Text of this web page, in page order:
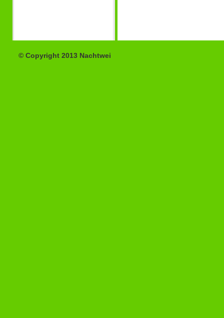
© Copyright 2013 Nachtwei